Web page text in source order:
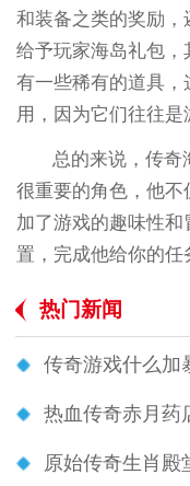
和装备之类的奖励
给予玩家海岛礼包
有一些稀有的道具
用，因为它们往往是
总的来说，传奇
很重要的角色，他
加了游戏的趣味性
置，完成他给你的任
热门新闻
传奇游戏什么加
热血传奇赤月药
原始传奇生肖殿